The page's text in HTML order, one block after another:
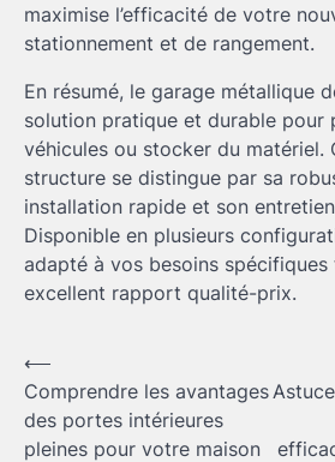
maximise l’efficacité de votre
stationnement et de rangement.
En résumé, le garage métallique
solution pratique et durable pour
véhicules ou stocker du matériel.
structure se distingue par sa
installation rapide et son
Disponible en plusieurs
adapté à vos besoins
excellent rapport qualité-prix.
Navigation
de
l’article
⟵
Comprendre les avantages
des portes intérieures
pleines pour votre maison